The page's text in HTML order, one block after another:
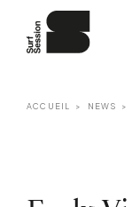
ACCUEIL NEWS